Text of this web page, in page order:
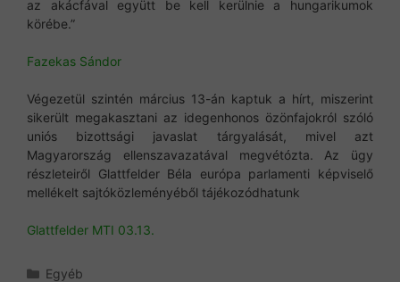
az akácfával együtt be kell kerülnie a hungarikumok
körébe.”
Fazekas Sándor
Végezetül szintén március 13-án kaptuk a hírt, miszerint
sikerült megakasztani az idegenhonos özönfajokról szóló
uniós bizottsági javaslat tárgyalását, mivel azt
Magyarország ellenszavazatával megvétózta. Az ügy
részleteiről Glattfelder Béla európa parlamenti képviselő
mellékelt sajtóközleményéből tájékozódhatunk
Glattfelder MTI 03.13.
Kategória
Egyéb